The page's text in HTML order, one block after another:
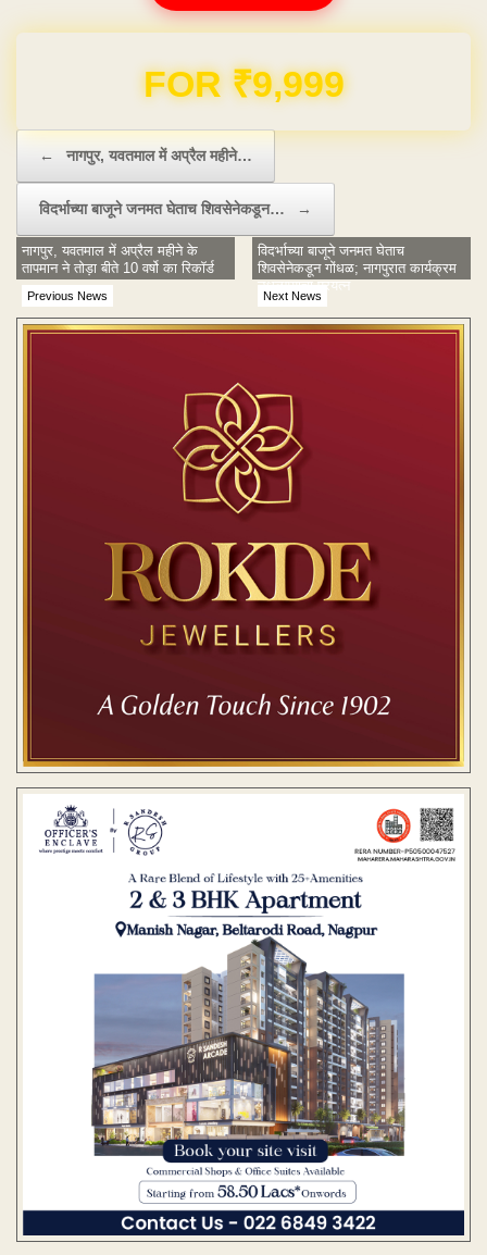
FOR ₹9,999
← नागपुर, यवतमाल में अप्रैल महीने…
विदर्भाच्या बाजूने जनमत घेताच शिवसेनेकडून… →
Previous News
नागपुर, यवतमाल में अप्रैल महीने के
तापमान ने तोड़ा बीते 10 वर्षो का रिकॉर्ड
Next News
विदर्भाच्या बाजूने जनमत घेताच
शिवसेनेकडून गोंधळ; नागपुरात कार्यक्रम
उधळण्याचा प्रयत्न